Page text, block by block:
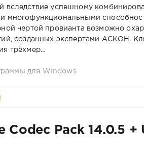
вследствие успешному
многофункциональными
чертой провианта возможно
созданных экспертами АСКОН.
трёхмер…
для Windows
Codec Pack 14.0.5 +